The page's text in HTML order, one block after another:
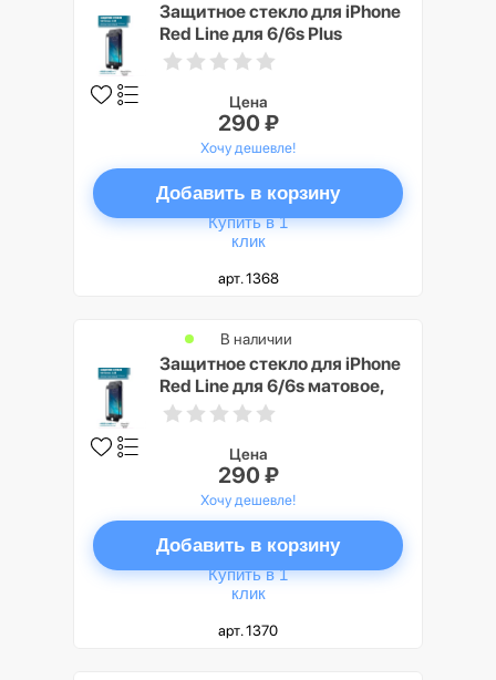
Защитное стекло для iPhone
Red Line для 6/6s Plus
матовое, черный
Цена
290 ₽
Хочу дешевле!
Добавить в корзину
Купить в 1
клик
арт. 1368
Защитное стекло для iPhone
Red Line для 6/6s матовое,
белый
В наличии
Цена
290 ₽
Хочу дешевле!
Добавить в корзину
Купить в 1
клик
арт. 1370